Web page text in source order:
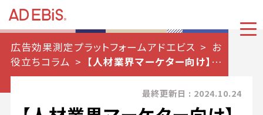
広告効果測定プラットフォームアドエビス
お
役立ちコラム
【人材業界マーケター向け】コ
ンバージョン乖離を防ぎ、正しいデータ分析で
成果を上げる方法
最終更新日 : 2024.10.24